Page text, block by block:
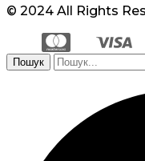
© 2024 All Rights
Пошук